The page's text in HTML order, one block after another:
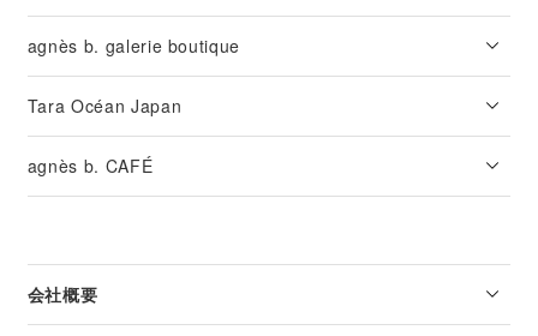
agnès b. galerie boutique
Tara Océan Japan
agnès b. CAFÉ
会社概要